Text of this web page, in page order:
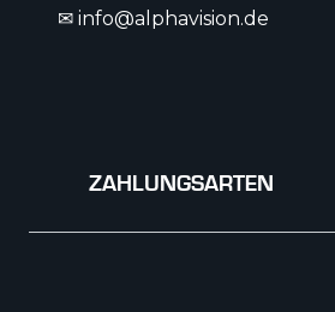
✉ info@alphavision.de
ZAHLUNGSARTEN